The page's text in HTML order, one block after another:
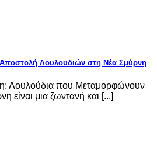
Λουλουδιών στη Νέα Σμύρνη
Λουλούδια που Μεταμορφώνουν
είναι μια ζωντανή και [...]